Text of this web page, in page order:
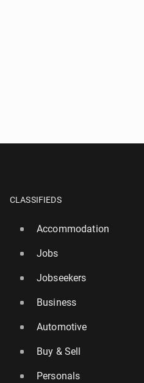
CLASSIFIEDS
Accommodation
Jobs
Jobseekers
Business
Automotive
Buy & Sell
Personals